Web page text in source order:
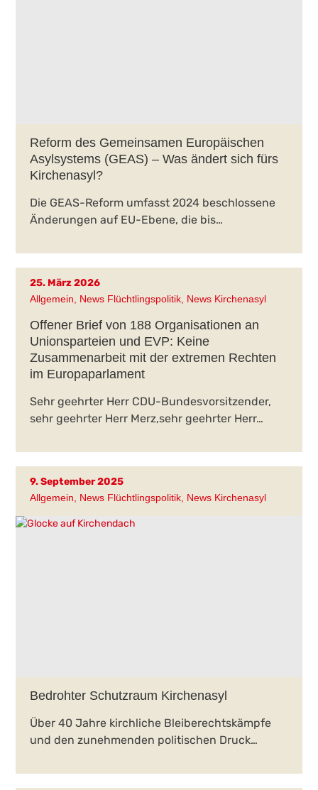
Reform des Gemeinsamen Europäischen
Asylsystems (GEAS) – Was ändert sich fürs
Kirchenasyl?
Die GEAS-Reform umfasst 2024 beschlossene
Änderungen auf EU-Ebene, die bis…
25. März 2026
Allgemein News Flüchtlingspolitik News Kirchenasyl
Offener Brief von 188 Organisationen an
Unionsparteien und EVP: Keine
Zusammenarbeit mit der extremen Rechten
im Europaparlament
Sehr geehrter Herr CDU-Bundesvorsitzender,
sehr geehrter Herr Merz,sehr geehrter Herr…
9. September 2025
Allgemein News Flüchtlingspolitik News Kirchenasyl
Bedrohter Schutzraum Kirchenasyl
Über 40 Jahre kirchliche Bleiberechtskämpfe
und den zunehmenden politischen Druck…